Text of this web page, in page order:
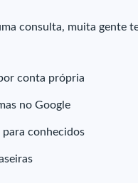
consulta, muita gente
conta própria
no Google
para conhecidos